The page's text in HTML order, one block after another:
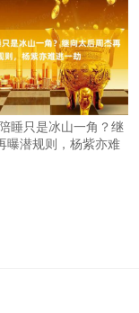
睡只是冰山一角？继
曝潜规则，杨紫亦难